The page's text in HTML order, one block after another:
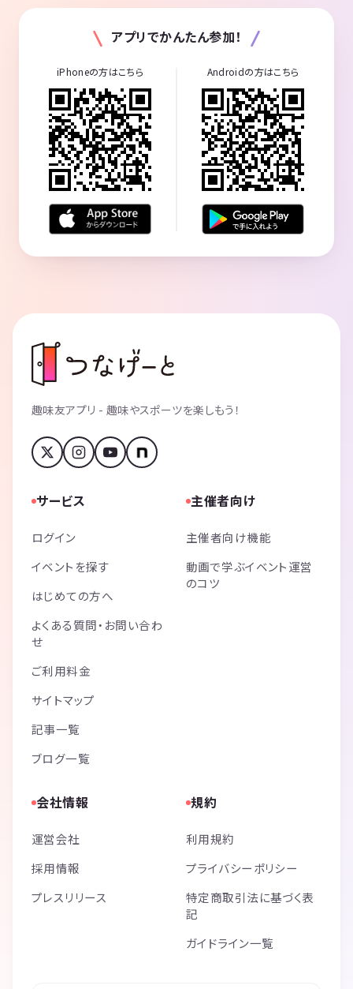
アプリでかんたん参加！
iPhoneの方はこちら Androidの方はこちら
趣味友アプリ - 趣味やスポーツを楽しもう！
サービス
ログイン
イベントを探す
はじめての方へ
よくある質問・お問い合わ
せ
ご利用料金
サイトマップ
記事一覧
ブログ一覧
主催者向け
主催者向け機能
動画で学ぶイベント運営
のコツ
会社情報
運営会社
採用情報
プレスリリース
規約
利用規約
プライバシーポリシー
特定商取引法に基づく表
記
ガイドライン一覧